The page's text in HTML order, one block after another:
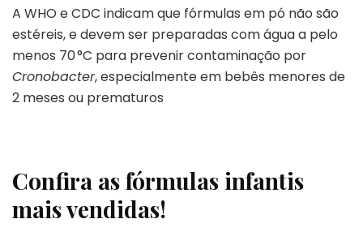
A WHO e CDC indicam que fórmulas em pó não são
estéreis, e devem ser preparadas com água a pelo
menos 70 °C para prevenir contaminação por
Cronobacter, especialmente em bebês menores de
2 meses ou prematuros
Confira as fórmulas infantis
mais vendidas!